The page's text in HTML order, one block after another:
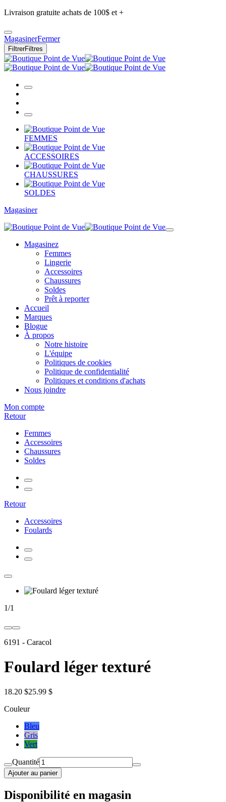
Livraison gratuite achats de 100$ et +
MagasinerFermer
FiltrerFiltres
FEMMES
ACCESSOIRES
CHAUSSURES
SOLDES
Magasiner
Magasinez
Femmes
Lingerie
Accessoires
Chaussures
Soldes
Prêt à reporter
Accueil
Marques
Blogue
À propos
Notre histoire
L'équipe
Politiques de cookies
Politique de confidentialité
Politiques et conditions d'achats
Nous joindre
Mon compte
Retour
Femmes
Accessoires
Chaussures
Soldes
Retour
Accessoires
Foulards
1/1
6191 - Caracol
Foulard léger texturé
18.20 $25.99 $
Couleur
Bleu
Gris
Vert
Quantité
Ajouter au panier
Disponibilité en magasin